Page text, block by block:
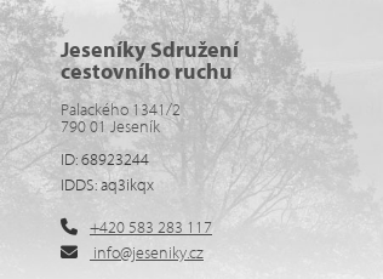
Jeseníky Sdružení
cestovního ruchu
Palackého 1341/2
790 01 Jeseník
ID: 68923244
IDDS: aq3ikqx
+420 583 283 117
info@jeseniky.cz